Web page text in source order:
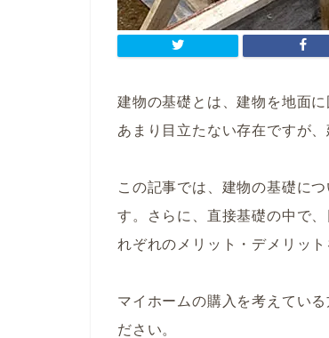
建物の基礎とは、建物を地面
あまり目立たない存在ですが
この記事では、建物の基礎に
す。さらに、直接基礎の中で
れぞれのメリット・デメリット
マイホームの購入を考えてい
ださい。